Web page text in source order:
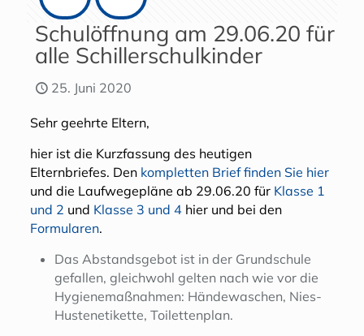
Schulöffnung am 29.06.20 für
alle Schillerschulkinder
25. Juni 2020
Sehr geehrte Eltern,
hier ist die Kurzfassung des heutigen
Elternbriefes. Den kompletten Brief finden Sie hier
und die Laufwegepläne ab 29.06.20 für Klasse 1
und 2 und Klasse 3 und 4hier und bei den
Formularen.
Das Abstandsgebot ist in der Grundschule
gefallen, gleichwohl gelten nach wie vor die
Hygienemaßnahmen: Händewaschen, Nies-
Hustenetikette, Toilettenplan.